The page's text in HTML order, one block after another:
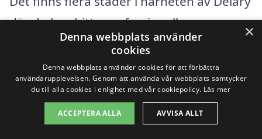
där du kan hitta professionella
tapetserare. Här är ett par av dem där du
kan söka efter hjälp:
Älmhult
Lönsboda
×
Denna webbplats använder
cookies
Denna webbplats använder cookies för att förbättra
användarupplevelsen. Genom att använda vår webbplats samtycker
du till alla cookies i enlighet med vår cookiepolicy. Läs mer
ACCEPTERA ALLA AVVISA ALLT